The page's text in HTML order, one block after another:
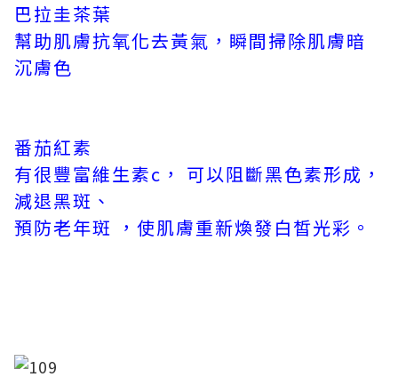
巴拉圭茶葉
幫助肌膚抗氧化去黃氣，瞬間掃除肌膚暗
沉膚色
番茄紅素
有很豐富維生素c， 可以阻斷黑色素形成，
減退黑斑、
預防老年斑 ，使肌膚重新煥發白皙光彩。